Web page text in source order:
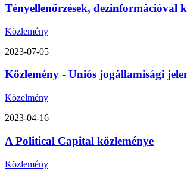
Tényellenőrzések, dezinformációval
Közlemény
2023-07-05
Közlemény - Uniós jogállamisági
Közelmény
2023-04-16
A Political Capital közleménye
Közlemény